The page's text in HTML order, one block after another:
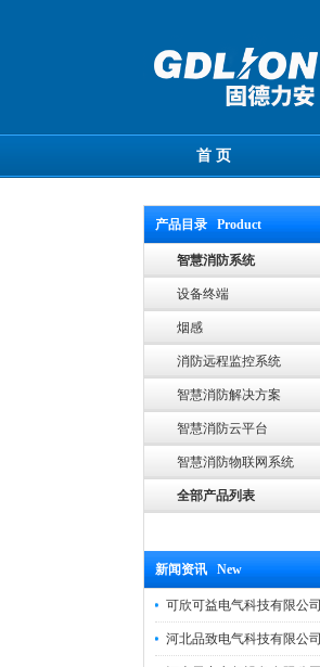
首 页
产品目录 Product
智慧消防系统
设备终端
烟感
消防远程监控系统
智慧消防解决方案
智慧消防云平台
智慧消防物联网系统
全部产品列表
新闻资讯 New